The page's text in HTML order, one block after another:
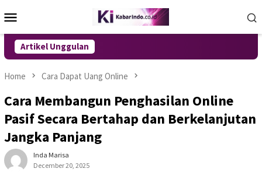
to
Menu
Artikel Unggulan
Home Cara Dapat Uang Online
Cara Membangun Penghasilan Online
Pasif Secara Bertahap dan Berkelanjutan
Jangka Panjang
Inda Marisa
December 20, 2025